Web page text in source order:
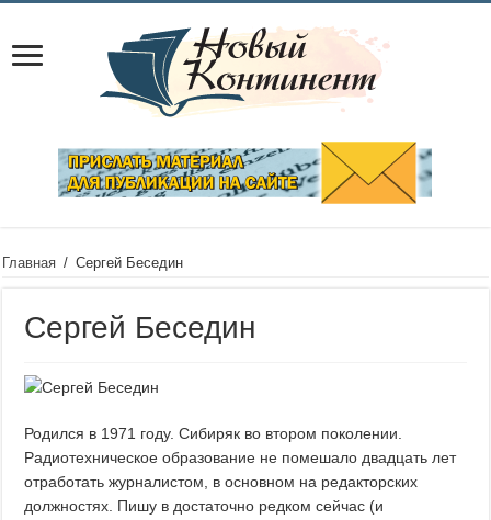
Главная / Сергей Беседин
Сергей Беседин
Родился в 1971 году. Сибиряк во втором поколении.
Радиотехническое образование не помешало двадцать лет
отработать журналистом, в основном на редакторских
должностях. Пишу в достаточно редком сейчас (и